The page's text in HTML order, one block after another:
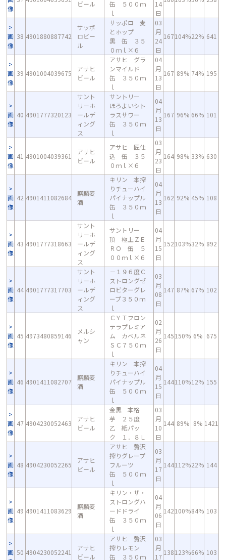
像
ビール
缶 ５００ｍ
ｌ
14
日
画
像
38 4901880887742
サッポ
ロビー
ル
サッポロ 麦
とホップ
黒 缶 ３５
０ｍｌ×６
03
月
24
日
167104%22% 641
画
像
39 4901004039675
アサヒ
ビール
アサヒ グラ
ンマイルド
缶 ３５０ｍ
ｌ
04
月
13
日
167 89% 74% 195
画
像
40 4901777320123
サント
リーホ
ールデ
ィング
ス
サントリー
ほろよいシト
ラスサワー
缶 ３５０ｍ
ｌ
04
月
13
日
167 96% 66% 101
画
像
41 4901004039361
アサヒ
ビール
アサヒ 匠仕
込 缶 ３５
０ｍｌ×６
03
月
23
日
164 98% 33% 630
画
像
42 4901411082684
麒麟麦
酒
キリン 本搾
りチューハイ
パイナップル
缶 ３５０ｍ
ｌ
04
月
13
日
162 92% 45% 108
画
像
43 4901777318663
サント
リーホ
ールデ
ィング
ス
サントリー
頂 極上ＺＥ
ＲＯ 缶 ５
００ｍｌ×６
04
月
15
日
152103%32% 892
画
像
44 4901777317703
サント
リーホ
ールデ
ィング
ス
－１９６度Ｃ
ストロングゼ
ロビターグレ
ープ３５０ｍ
ｌ
03
月
08
日
147 87% 67% 102
画
像
45 4973480859146
メルシ
ャン
ＣＹＴフロン
テラプレミア
ム カベルネ
ＳＣ７５０ｍ
ｌ
02
月
26
日
145150% 6% 675
画
像
46 4901411082707
麒麟麦
酒
キリン 本搾
りチューハイ
パイナップル
缶 ５００ｍ
ｌ
04
月
15
日
144110%12% 155
画
像
47 4904230052463
アサヒ
ビール
金黒 本格
芋 ２５度
乙 紙パッ
ク １．８Ｌ
03
月
10
日
144 89% 8% 1421
画
像
48 4904230052265
アサヒ
ビール
アサヒ 贅沢
搾りグレープ
フルーツ
缶 ５００ｍ
ｌ
03
月
17
日
144112%22% 144
画
像
49 4901411083629
麒麟麦
酒
キリン・ザ・
ストロングハ
ードドライ
缶 ３５０ｍ
ｌ
04
月
06
日
142100%84% 103
画 50 4904230052241
アサヒ
ビール
アサヒ 贅沢
搾りレモン
缶 ３５０ｍ
03
月
17
138123%66% 103